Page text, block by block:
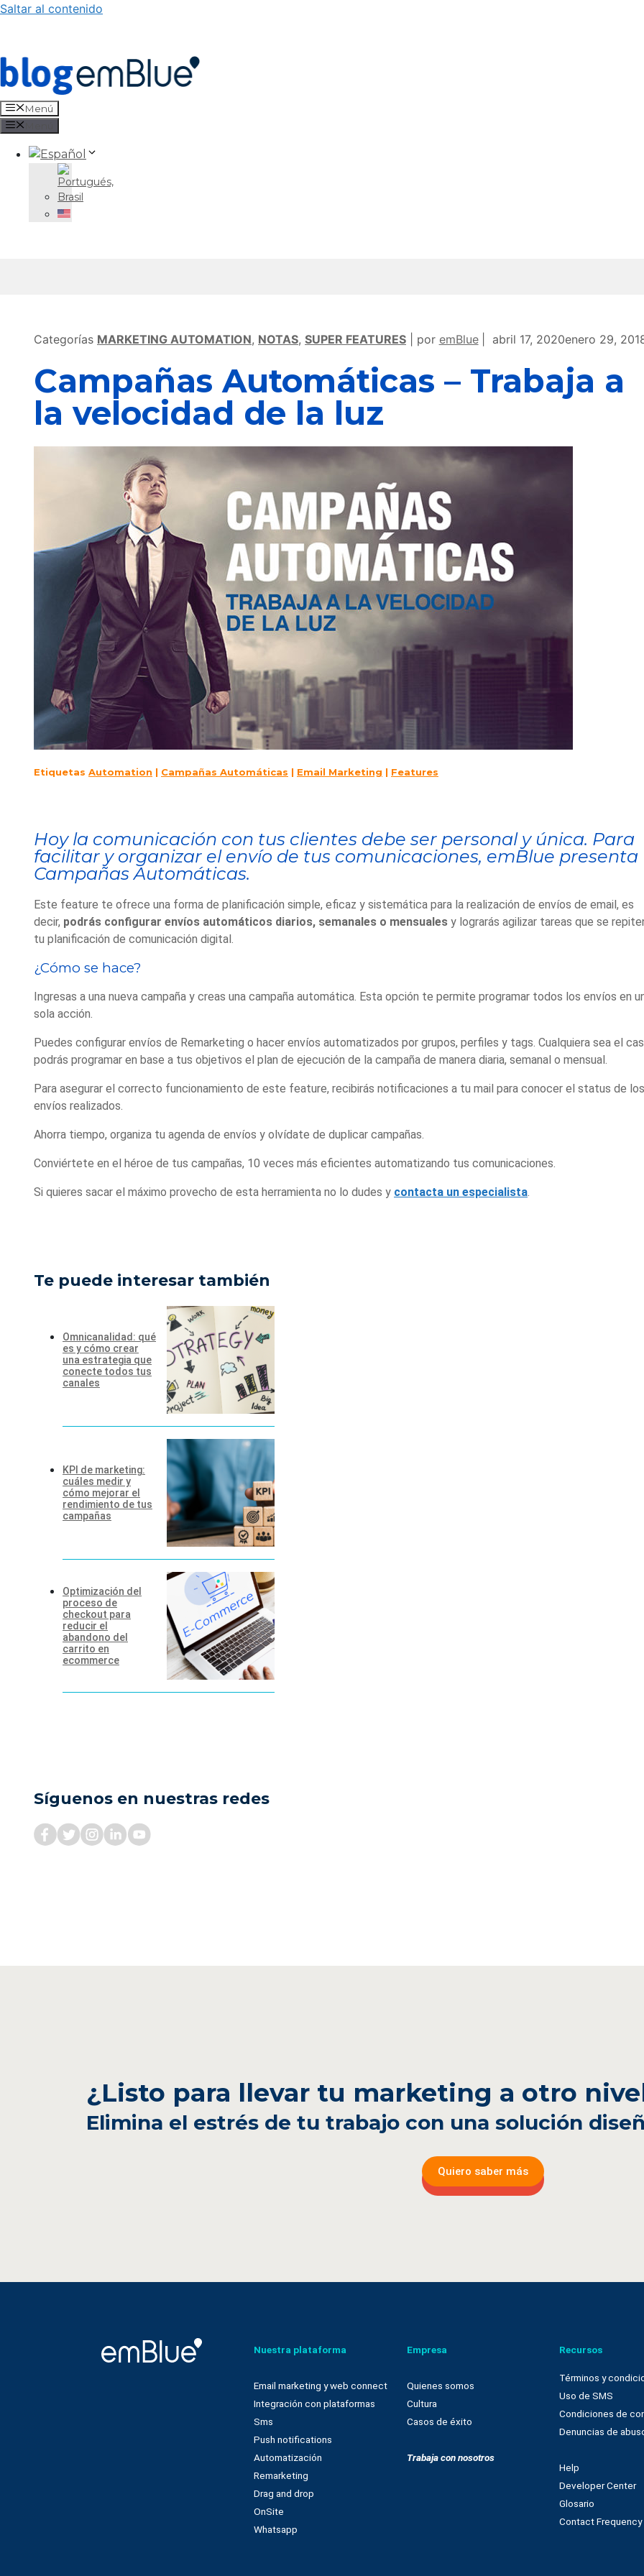
Saltar al contenido
Menú
Categorías MARKETING AUTOMATION, NOTAS, SUPER FEATURES por emBlue abril 17, 2020enero 29,
Campañas Automáticas – Trabaja a
la velocidad de la luz
Etiquetas Automation | Campañas Automáticas | Email Marketing | Features
Hoy la comunicación con tus clientes debe ser personal y única. Para
facilitar y organizar el envío de tus comunicaciones, emBlue presenta
Campañas Automáticas.
Este feature te ofrece una forma de planificación simple, eficaz y sistemática para la realización de envíos de email, es
decir, podrás configurar envíos automáticos diarios, semanales o mensuales y lograrás agilizar tareas que se
tu planificación de comunicación digital.
¿Cómo se hace?
Ingresas a una nueva campaña y creas una campaña automática. Esta opción te permite programar todos los envíos en
sola acción.
Puedes configurar envíos de Remarketing o hacer envíos automatizados por grupos, perfiles y tags. Cualquiera sea el
podrás programar en base a tus objetivos el plan de ejecución de la campaña de manera diaria, semanal o mensual.
Para asegurar el correcto funcionamiento de este feature, recibirás notificaciones a tu mail para conocer el status de los
envíos realizados.
Ahorra tiempo, organiza tu agenda de envíos y olvídate de duplicar campañas.
Conviértete en el héroe de tus campañas, 10 veces más eficientes automatizando tus comunicaciones.
Si quieres sacar el máximo provecho de esta herramienta no lo dudes y contacta un especialista.
Te puede interesar también
Omnicanalidad: qué
es y cómo crear
una estrategia que
conecte todos tus
canales
KPI de marketing:
cuáles medir y
cómo mejorar el
rendimiento de tus
campañas
Optimización del
proceso de
checkout para
reducir el
abandono del
carrito en
ecommerce
Síguenos en nuestras redes
¿Listo para llevar tu marketing a otro
Elimina el estrés de tu trabajo con una solución
Quiero saber más